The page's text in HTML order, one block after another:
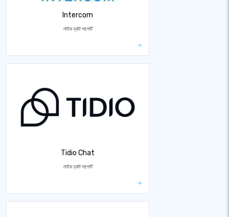
Intercom
লাইভ চ্যাট সাপোর্ট
Tidio Chat
লাইভ চ্যাট সাপোর্ট